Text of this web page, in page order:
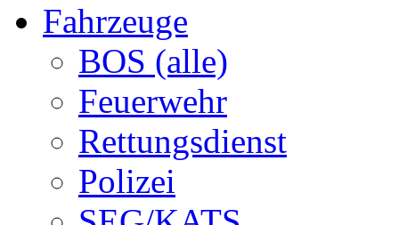
Fahrzeuge
BOS (alle)
Feuerwehr
Rettungsdienst
Polizei